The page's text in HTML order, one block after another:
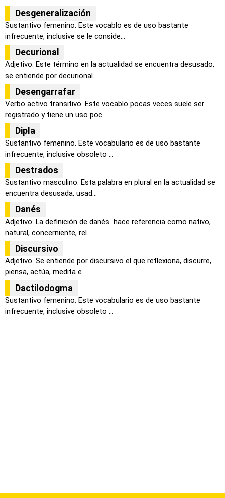
Desgeneralización
Sustantivo femenino. Este vocablo es de uso bastante
infrecuente, inclusive se le conside...
Decurional
Adjetivo. Este término en la actualidad se encuentra desusado,
se entiende por decurional...
Desengarrafar
Verbo activo transitivo. Este vocablo pocas veces suele ser
registrado y tiene un uso poc...
Dipla
Sustantivo femenino. Este vocabulario es de uso bastante
infrecuente, inclusive obsoleto ...
Destrados
Sustantivo masculino. Esta palabra en plural en la actualidad se
encuentra desusada, usad...
Danés
Adjetivo. La definición de danés hace referencia como nativo,
natural, concerniente, rel...
Discursivo
Adjetivo. Se entiende por discursivo el que reflexiona, discurre,
piensa, actúa, medita e...
Dactilodogma
Sustantivo femenino. Este vocabulario es de uso bastante
infrecuente, inclusive obsoleto ...